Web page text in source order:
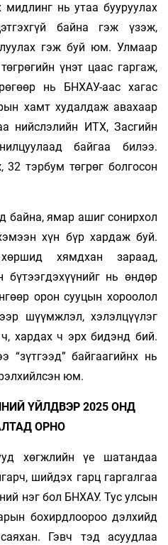
нь утаа бууруулах
байна гэж үзэж,
гэж буй юм. Улмаар
үнэт цаас гаргаж,
нь БНХАУ-аас хагас
хамт худалдаж авахаар
нийслэлийн ИТХ, Засгийн
байгаа билээ.
32 тэрбум төгрөг болгосон
байна, ямар ашиг сонирхол
хүн бүр хардаж буй.
хямдхан зараад,
бүтээгдэхүүнийг нь өндөр
орон сууцын хороолол
шүүмжлэл, хэлэлцүүлэг
хардах ч эрх бидэнд бий.
байгаагийнх нь
юм.
ҮЙЛДВЭР 2025 ОНД
ОРНО
хөгжлийн үе шатандаа
шийдэх гарц гаргалгаа
нэг бол БНХАУ. Тус улсын
бохирдлоороо дэлхийд
Гэвч тэд асуудлаа